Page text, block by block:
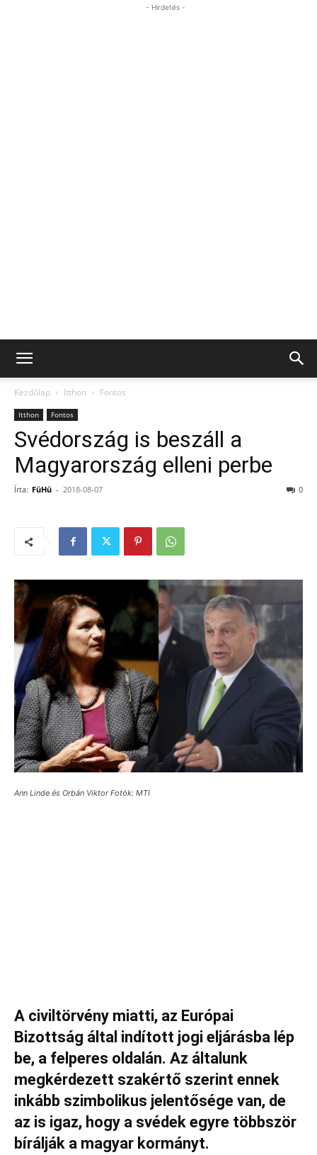
- Hirdetés -
Kezdőlap Itthon Fontos
Itthon Fontos
Svédország is beszáll a
Magyarország elleni perbe
Írta: FüHü - 2018-08-07 0
Ann Linde és Orbán Viktor Fotók: MTI
A civiltörvény miatti, az Európai
Bizottság által indított jogi eljárásba lép
be, a felperes oldalán. Az általunk
megkérdezett szakértő szerint ennek
inkább szimbolikus jelentősége van, de
az is igaz, hogy a svédek egyre többször
bírálják a magyar kormányt.